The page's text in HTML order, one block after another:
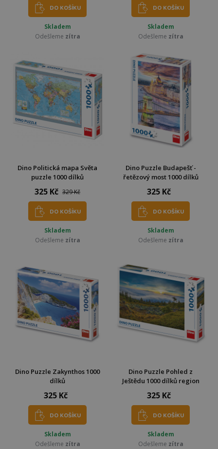
DO KOŠÍKU
Skladem
Odešleme zítra
DO KOŠÍKU
Skladem
Odešleme zítra
Dino Politická mapa Světa
puzzle 1000 dílků
325 Kč 329 Kč
DO KOŠÍKU
Skladem
Odešleme zítra
Dino Puzzle Budapešť -
řetězový most 1000 dílků
325 Kč
DO KOŠÍKU
Skladem
Odešleme zítra
Dino Puzzle Zakynthos 1000
dílků
325 Kč
DO KOŠÍKU
Skladem
Odešleme zítra
Dino Puzzle Pohled z
Ještědu 1000 dílků region
325 Kč
DO KOŠÍKU
Skladem
Odešleme zítra